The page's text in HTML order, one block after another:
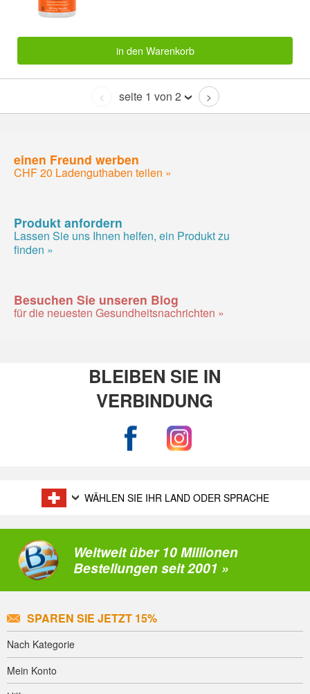
in den Warenkorb
< seite 1 von 2 >
einen Freund werben
CHF 20 Ladenguthaben teilen »
Produkt anfordern
Lassen Sie uns Ihnen helfen, ein Produkt zu
finden »
Besuchen Sie unseren Blog
für die neuesten Gesundheitsnachrichten »
BLEIBEN SIE IN
VERBINDUNG
WÄHLEN SIE IHR LAND ODER SPRACHE
Weltweit über 10 Millionen
Bestellungen seit 2001 »
SPAREN SIE JETZT 15%
Nach Kategorie
Mein Konto